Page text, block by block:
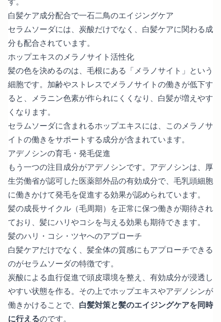
白髪ケア成分配合で一石二鳥のエイジングケア
セラムソーダには、炭酸だけでなく、白髪ケアに関わる成
分も配合されています。
ホップエキスのメラノサイト活性化
髪の色を決めるのは、毛根にある「メラノサイト」という
細胞です。加齢やストレスでメラノサイトの働きが低下す
ると、メラニン色素が作られにくくなり、白髪が増えやす
くなります。
セラムソーダに含まれるホップエキスには、このメラノサ
イトの働きをサポートする成分が含まれています。
アデノシンの育毛・発毛促進
もう一つの注目成分がアデノシンです。アデノシンは、厚
生労働省が認可した医薬部外品の有効成分で、毛乳頭細胞
に働きかけて発毛を促進する効果が認められています。
髪の成長サイクル（毛周期）を正常に保つ働きが期待され
ており、髪にハリやコシを与える効果も期待できます。
髪のハリ・コシ・ツヤへのアプローチ
白髪ケアだけでなく、髪全体の質感にもアプローチできる
のがセラムソーダの特徴です。
炭酸による血行促進で頭皮環境を整え、有効成分が浸透し
やすい状態を作る。その上でホップエキスやアデノシンが
働きかけることで、 白髪対策と髪のエイジングケアを同時
に行えるのです。